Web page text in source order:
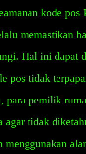
kode pos
memastikan
Hal ini dapat
pos tidak
para pemilik
agar tidak
menggunakan